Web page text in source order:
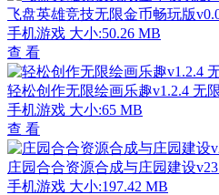
飞盘英雄竞技无限金币畅玩版
手机游戏 大小:50.26 MB
查 看
轻松创作无限绘画乐趣v1.2.4 无
手机游戏 大小:65 MB
查 看
庄园合合资源合成与庄园建设
手机游戏 大小:197.42 MB